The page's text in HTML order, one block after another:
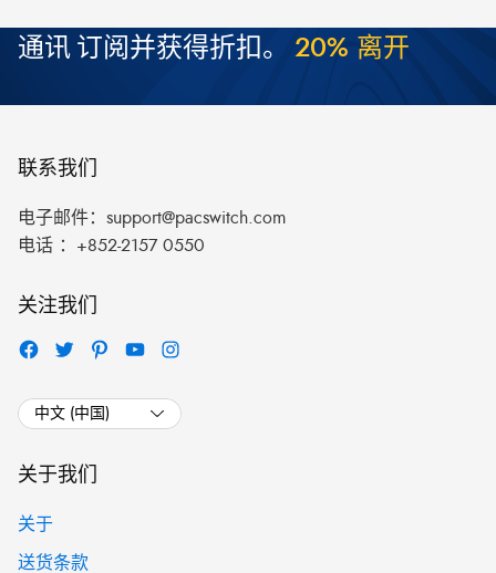
通讯 订阅并获得折扣。 20% 离开
联系我们
电子邮件： support@pacswitch.com
电话 ： +852-2157 0550
关注我们
关于我们
关于
送货条款